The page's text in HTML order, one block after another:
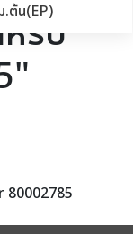
.ต้น(EP)
รับ